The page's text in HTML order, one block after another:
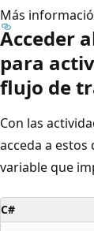
Más
Acceder
para
flujo de
Con las
acceda a
variable que
C#